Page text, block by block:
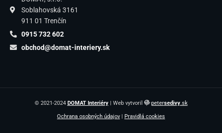
Soblahovská 3161
911 01 Trenčín
0915 732 602
obchod@domat-interiery.sk
© 2021-2024 DOMAT Interiéry| Web vytvoril petersedivy.sk
Ochrana osobných údajov Pravidlá cookies